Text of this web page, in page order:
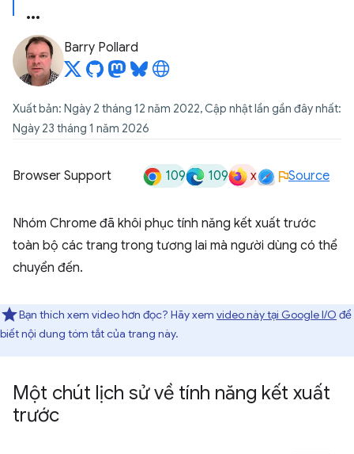
Barry Pollard
Xuất bản: Ngày 2 tháng 12 năm 2022, Cập nhật lần gần đây nhất:
Ngày 23 tháng 1 năm 2026
Browser Support 109 109 x Source
Nhóm Chrome đã khôi phục tính năng kết xuất trước
toàn bộ các trang trong tương lai mà người dùng có thể
chuyển đến.
Bạn thích xem video hơn đọc? Hãy xem video này tại Google I/O để
biết nội dung tóm tắt của trang này.
Một chút lịch sử về tính năng kết xuất
trước